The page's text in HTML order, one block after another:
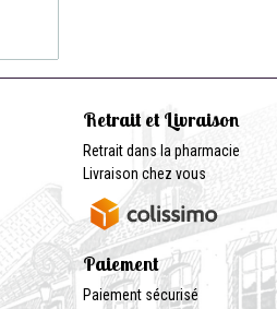
Retrait et Livraison
Retrait dans la pharmacie
Livraison chez vous
Paiement
Paiement sécurisé